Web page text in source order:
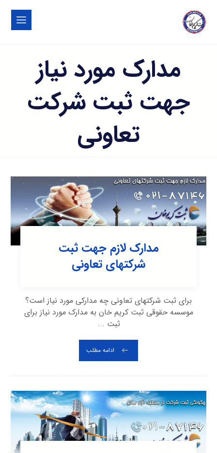
مدارک مورد نیاز
جهت ثبت شرکت
تعاونی
مدارک لازم جهت ثبت
شرکتهای تعاونی
برای ثبت شرکتهای تعاونی چه مدارکی مورد نیاز است؟
موسسه حقوقی ثبت کریم خان به مدارک مورد نیاز برای
ثبت ...
ادامه مطلب